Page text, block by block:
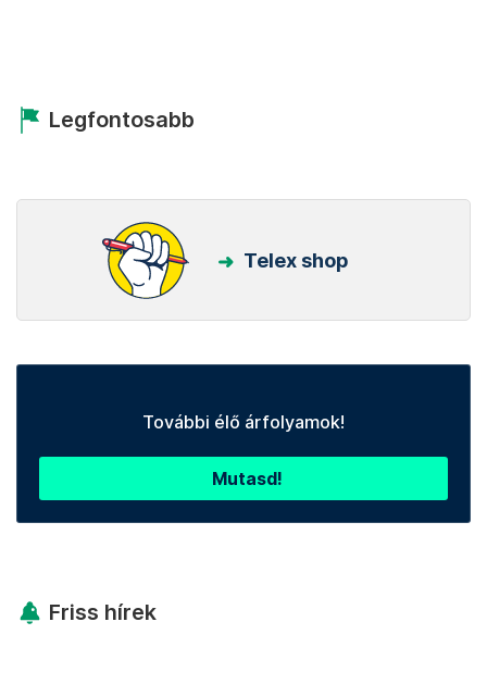
Legfontosabb
Telex shop
További élő árfolyamok!
Mutasd!
Friss hírek